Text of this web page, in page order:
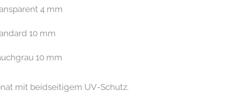
4 mm
10 mm
10 mm
mit beidseitigem UV-Schutz.